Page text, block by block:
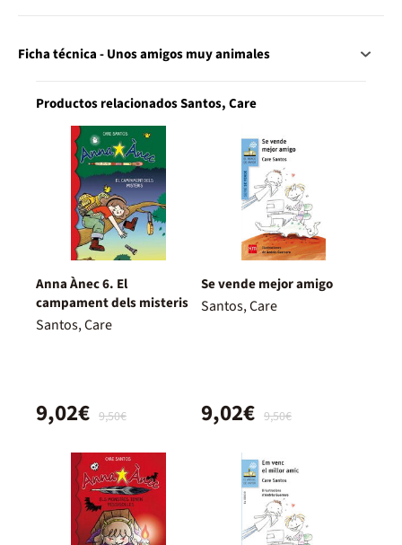
Ficha técnica - Unos amigos muy animales
Productos relacionados Santos, Care
Anna Ànec 6. El
campament dels misteris
Santos, Care
9,50€
9,02€
Se vende mejor amigo
Santos, Care
9,50€
9,02€